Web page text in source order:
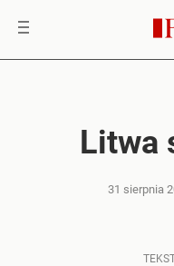
Litwa
31 sierpnia